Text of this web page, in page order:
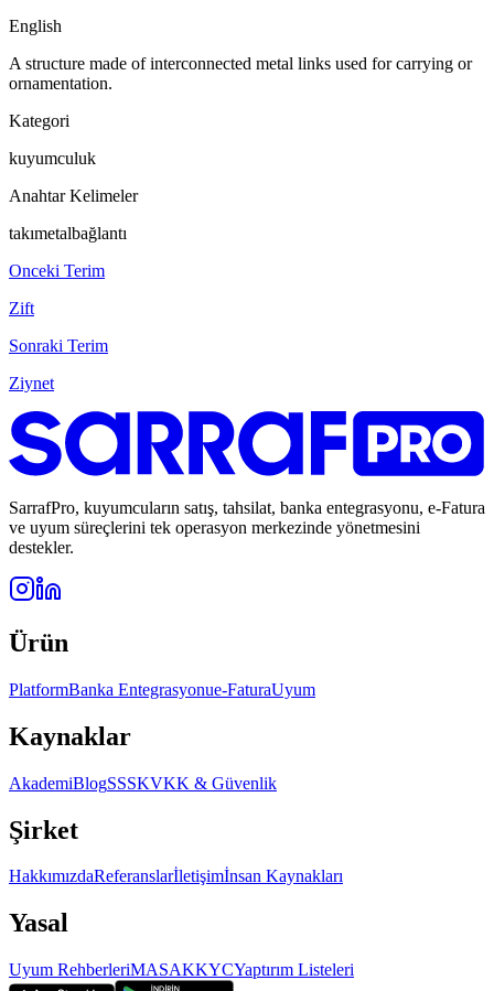
English
A structure made of interconnected metal links used for carrying or
ornamentation.
Kategori
kuyumculuk
Anahtar Kelimeler
takımetalbağlantı
Onceki Terim
Zift
Sonraki Terim
Ziynet
SarrafPro, kuyumcuların satış, tahsilat, banka entegrasyonu, e-Fatura
ve uyum süreçlerini tek operasyon merkezinde yönetmesini
destekler.
Ürün
PlatformBanka Entegrasyonue-FaturaUyum
Kaynaklar
AkademiBlogSSSKVKK & Güvenlik
Şirket
HakkımızdaReferanslarİletişimİnsan Kaynakları
Yasal
Uyum RehberleriMASAKKYCYaptırım Listeleri